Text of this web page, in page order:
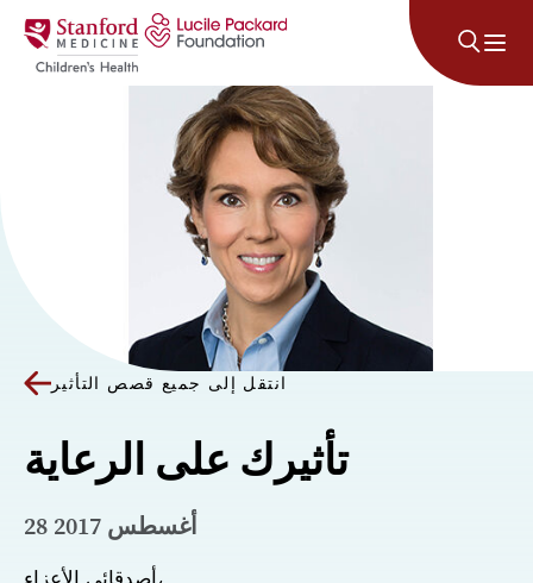
انتقل إلى المحتوى
انتقل إلى جميع قصص التأثير
تأثيرك على الرعاية
28 أغسطس 2017